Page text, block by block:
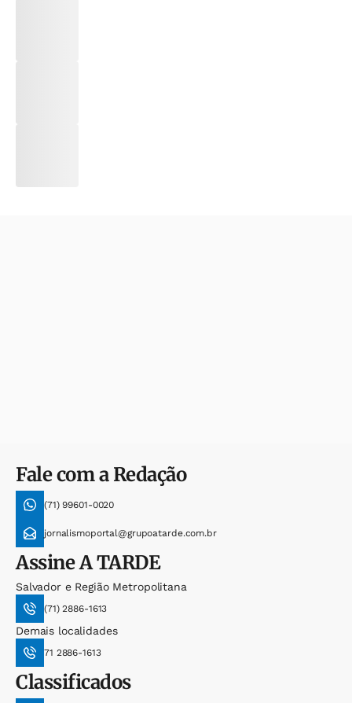
Fale com a Redação
(71) 99601-0020
jornalismoportal@grupoatarde.com.br
AssineA TARDE
Salvador e Região Metropolitana
(71) 2886-1613
Demais localidades
71 2886-1613
Classificados